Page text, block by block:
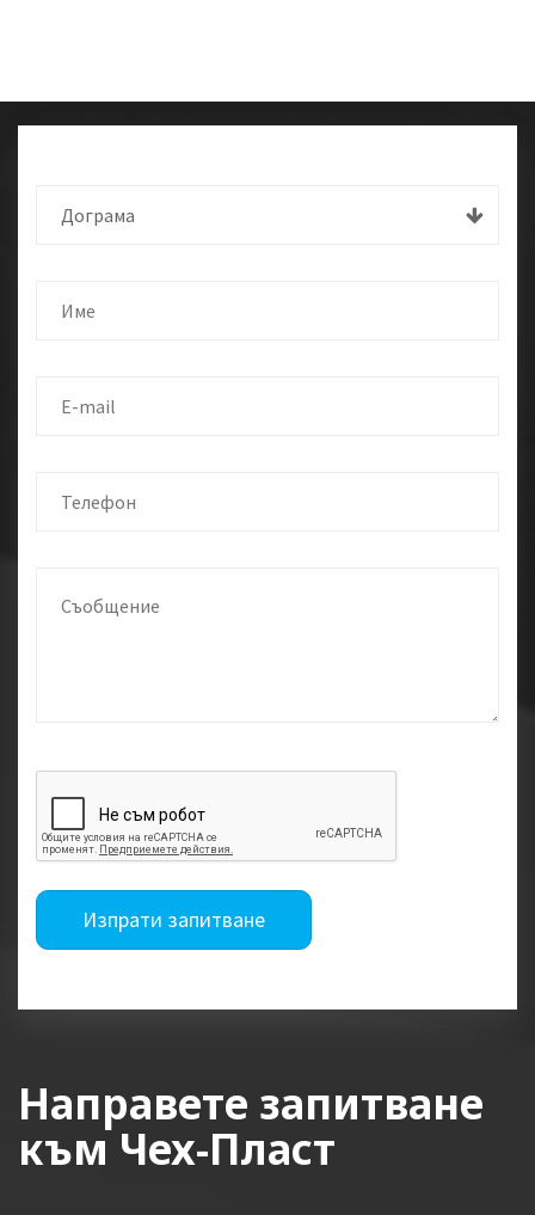
Дограма
Изпрати запитване
Направете запитване
към Чех-Пласт